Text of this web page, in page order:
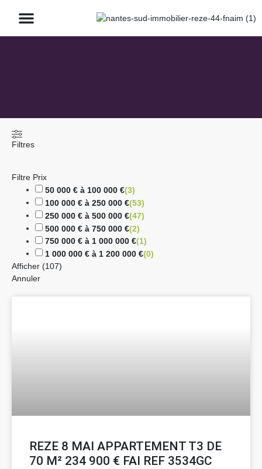
Filtres
Filtre Prix
50 000 € à 100 000 €(3)
100 000 € à 250 000 €(53)
250 000 € à 500 000 €(47)
500 000 € à 750 000 €(2)
750 000 € à 1 000 000 €(1)
1 000 000 € à 1 200 000 €(0)
Afficher (107)
Annuler
REZE 8 MAI APPARTEMENT T3 DE
70 M² 234 900 € FAI REF 3534GC